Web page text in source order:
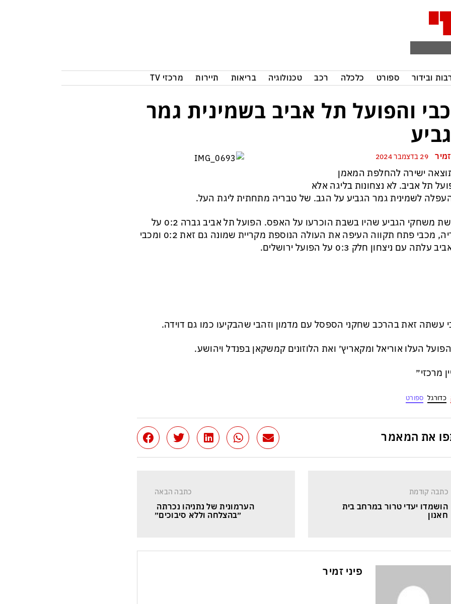
ובידור ספורט כלכלה רכב טכנולוגיה בריאות תיירות מרכזי TV
והפועל תל אביב בשמינית גמר
29 בדצמבר 2024
ישירה להחלפת המאמן
תל אביב. לא נצחונות בליגה אלא
לשמינית גמר הגביע על הגב. של טבריה מתחתית ליגת העל.
שלושת משחקי הגביע שהיו בשבת הוכרעו על האפס. הפועל תל אביב גברה 0:2 על
טבריה, מכבי פתח תקווה העיפה את העולה הנוספת מקריית שמונה גם זאת 0:2 ומכבי
עלתה עם ניצחון חלק 0:3 על הפועל ירושלים.
עשתה זאת בהרכב שחקני הספסל עם מדמון וזהבי שהבקיעו כמו גם דוידה.
העלו אוריאל ומקאריץ׳ ואת הלוזונים קמשקאן בפנדל ויהושע.
מרכזי״
כדורגל ספורט
את המאמר
כתבה קודמת
הושמדו יעדי טרור במרחב בית
חאנון
כתבה הבאה
הערמונית של נתניהו נכרתה
״בהצלחה וללא סיבוכים״
פיני זמיר